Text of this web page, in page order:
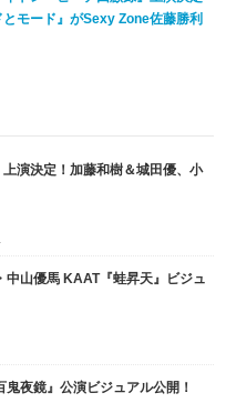
モード』がSexy Zone佐藤勝利
演決定！加藤和樹＆城田優、小
中山優馬 KAAT『蛙昇天』ビジュ
夜鏡』公演ビジュアル公開！